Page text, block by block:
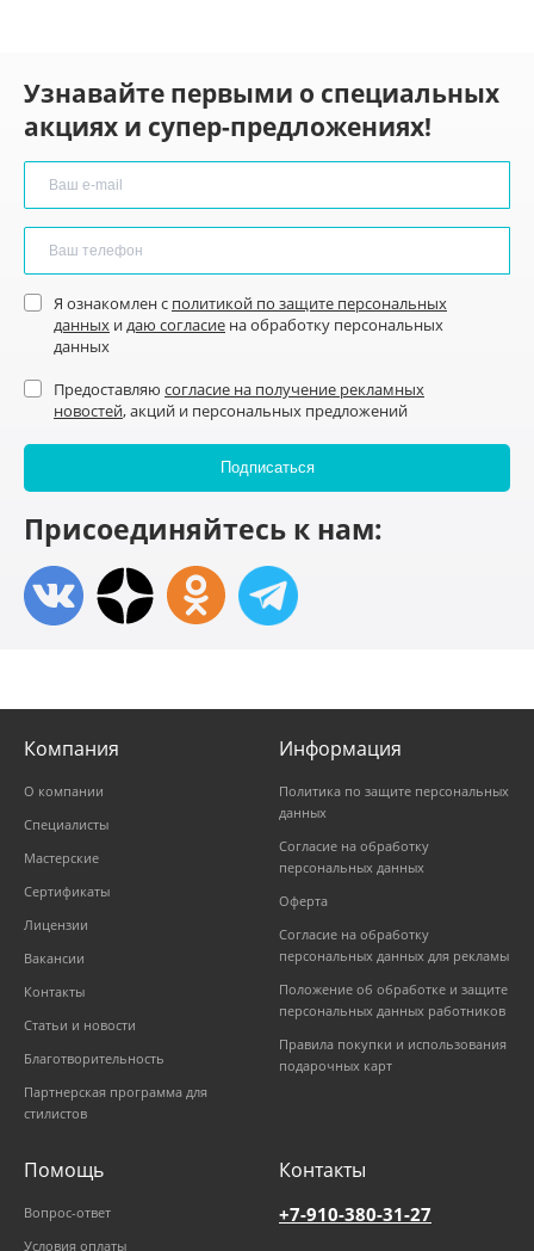
Узнавайте первыми о специальных
акциях и супер-предложениях!
Я ознакомлен с политикой по защите персональных
данных идаю согласие на обработку персональных
данных
Предоставляю согласие на получение рекламных
новостей, акций и персональных предложений
Присоединяйтесь к нам:
Компания
О компании
Специалисты
Мастерские
Сертификаты
Лицензии
Вакансии
Контакты
Статьи и новости
Благотворительность
Партнерская программа для
стилистов
Информация
Политика по защите персональных
данных
Согласие на обработку
персональных данных
Оферта
Согласие на обработку
персональных данных для рекламы
Положение об обработке и защите
персональных данных работников
Правила покупки и использования
подарочных карт
Помощь
Вопрос-ответ
Условия оплаты
Контакты
+7-910-380-31-27